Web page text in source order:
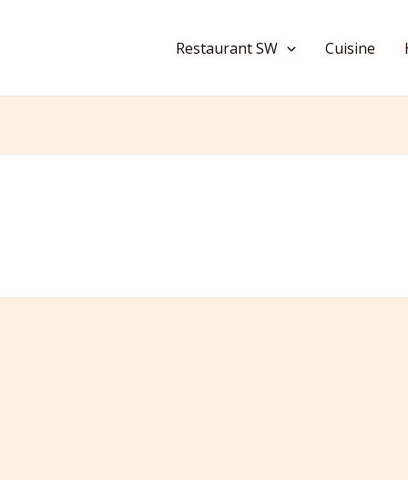
Restaurant SW Cuisine